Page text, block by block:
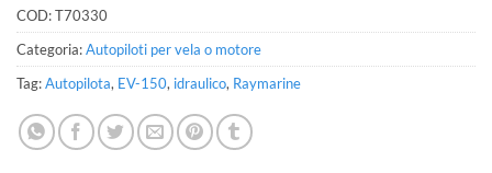
COD:T70330
Categoria:Autopiloti per vela o motore
Tag:Autopilota, EV-150, idraulico, Raymarine